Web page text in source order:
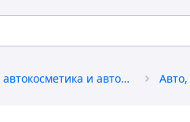
Автохимия, автокосметика и автомасла